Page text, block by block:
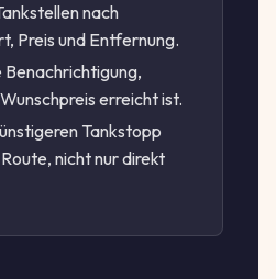
nach
Preis und Entfernung.
Benachrichtigung,
erreicht ist.
Tankstopp
nicht nur direkt